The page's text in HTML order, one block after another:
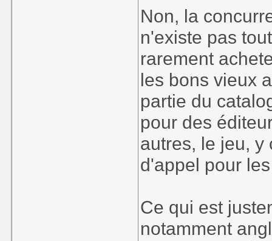
Non, la
n'existe pas
rarement
les bons vieux
partie du
pour des
autres, le jeu, y
d'appel pour
Ce qui est
notamment